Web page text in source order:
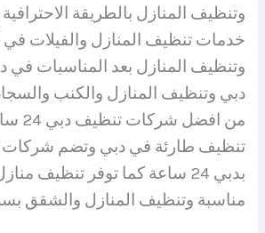
وتنظيف المنازل بالطريقة
خدمات تنظيف المنازل والفيلات
وتنظيف المنازل بعد المناسبات
دبي وتنظيف المنازل والكنب
من
تنظيف طارئة في دبي وتضم شركات
بدبي 24 ساعة كما توفر تنظيف
مناسبة وتنظيف المنازل والشقق